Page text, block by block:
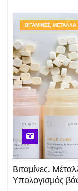
ΒΙΤΑΜΊΝΕΣ, ΜΈΤΑΛΛΑ
Βιταμίνες,
Υπολογισμός